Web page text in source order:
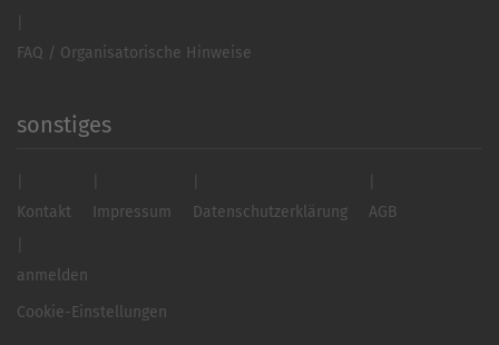
FAQ / Organisatorische Hinweise
sonstiges
Kontakt Impressum Datenschutzerklärung AGB
anmelden
Cookie-Einstellungen